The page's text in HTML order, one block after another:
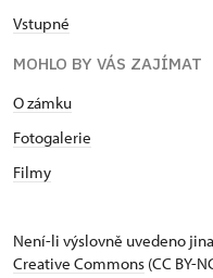
Vstupné
MOHLO BY VÁS ZAJÍMAT
O zámku
Fotogalerie
Filmy
Není-li výslovně uvedeno
Creative Commons (CC BY-